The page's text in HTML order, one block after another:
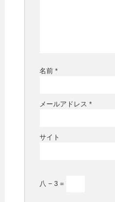
名前 *
メールアドレス *
サイト
八 − 3 =